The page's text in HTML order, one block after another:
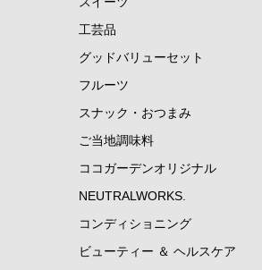
ビューティー ＆ ヘルスケア
フレグランス
工芸品
グッドバリューセット
フルーツ
スナック・おつまみ
ご当地調味料
ココガーデンオリジナル
NEUTRALWORKS.
コンディショニング
ビューティー ＆ ヘルスケア